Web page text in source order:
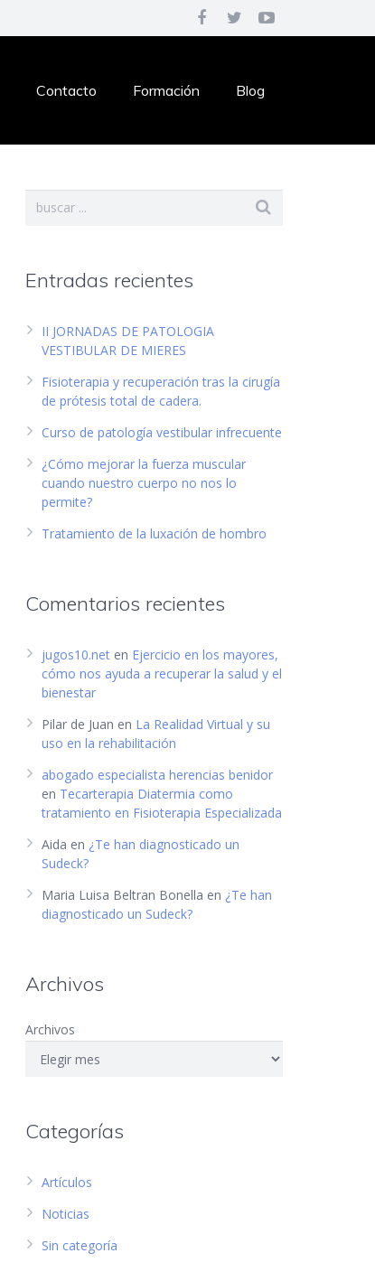
Contacto Formación Blog
Entradas recientes
II JORNADAS DE PATOLOGIA
VESTIBULAR DE MIERES
Fisioterapia y recuperación tras la cirugía
de prótesis total de cadera.
Curso de patología vestibular infrecuente
¿Cómo mejorar la fuerza muscular
cuando nuestro cuerpo no nos lo
permite?
Tratamiento de la luxación de hombro
Comentarios recientes
jugos10.net en Ejercicio en los mayores,
cómo nos ayuda a recuperar la salud y el
bienestar
Pilar de Juan en La Realidad Virtual y su
uso en la rehabilitación
abogado especialista herencias benidor
en Tecarterapia Diatermia como
tratamiento en Fisioterapia Especializada
Aida en ¿Te han diagnosticado un
Sudeck?
Maria Luisa Beltran Bonella en ¿Te han
diagnosticado un Sudeck?
Archivos
Archivos
Categorías
Artículos
Noticias
Sin categoría